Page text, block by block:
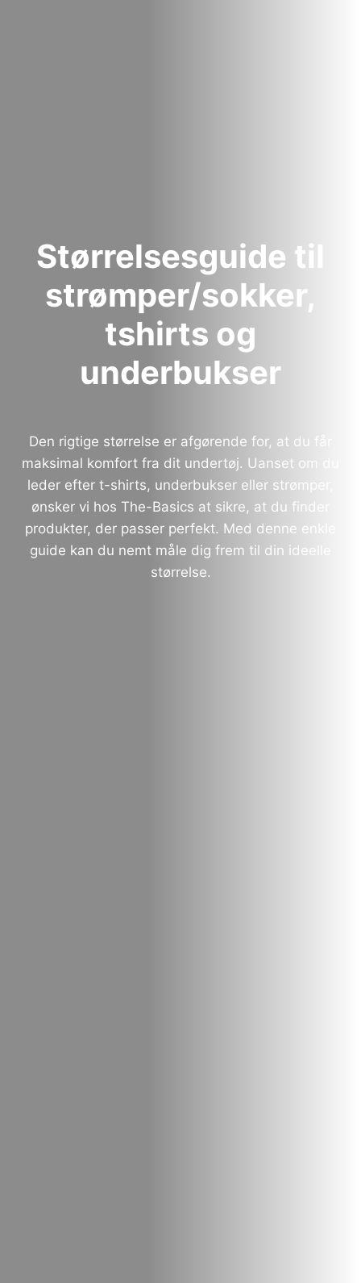
Størrelsesguide til
strømper/sokker,
tshirts og
underbukser
Den rigtige størrelse er afgørende for, at du får
maksimal komfort fra dit undertøj. Uanset om du
leder efter t-shirts, underbukser eller strømper,
ønsker vi hos The-Basics at sikre, at du finder
produkter, der passer perfekt. Med denne enkle
guide kan du nemt måle dig frem til din ideelle
størrelse.